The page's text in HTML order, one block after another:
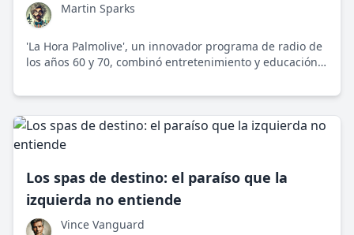
Martin Sparks
'La Hora Palmolive', un innovador programa de radio de
los años 60 y 70, combinó entretenimiento y educación
diarias pueden beneficiar tanto a nuestro cuerpo como
Los spas de destino: el paraíso que la
izquierda no entiende
Vince Vanguard